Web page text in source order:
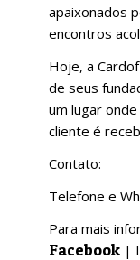
apaixonados
encontros
Hoje, a
de seus
um lugar
cliente é
Contato:
Telefone e
Para mais
Facebook |